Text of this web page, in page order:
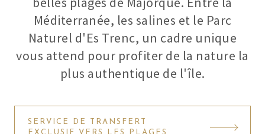
Méditerranée, les salines et le Parc
Naturel d'Es Trenc, un cadre unique
vous attend pour profiter de la nature la
plus authentique de l'île.
SERVICE DE TRANSFERT